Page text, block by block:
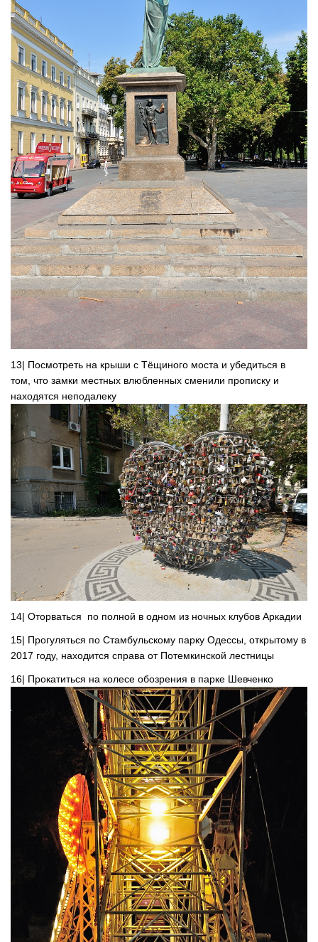
13| Посмотреть на крыши с Тёщиного моста и убедиться в
том, что замки местных влюбленных сменили прописку и
находятся неподалеку
14| Оторваться по полной в одном из ночных клубов Аркадии
15| Прогуляться по Стамбульскому парку Одессы, открытому в
2017 году, находится справа от Потемкинской лестницы
16| Прокатиться на колесе обозрения в парке Шевченко